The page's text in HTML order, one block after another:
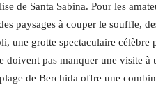
de Santa Sabina. Pour les
paysages à couper le souffle,
une grotte spectaculaire célèbre
doivent pas manquer une visite à
de Berchida offre une